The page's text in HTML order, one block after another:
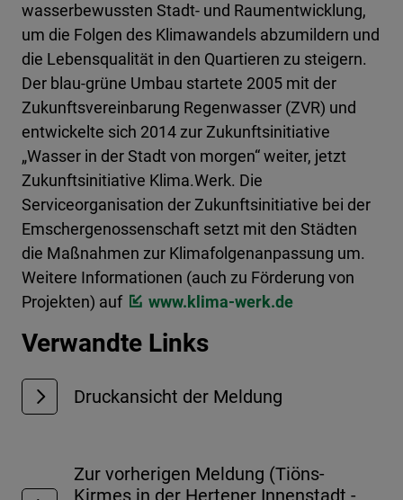
wasserbewussten Stadt- und Raumentwicklung,
um die Folgen des Klimawandels abzumildern und
die Lebensqualität in den Quartieren zu steigern.
Der blau-grüne Umbau startete 2005 mit der
Zukunftsvereinbarung Regenwasser (ZVR) und
entwickelte sich 2014 zur Zukunftsinitiative
„Wasser in der Stadt von morgen“ weiter, jetzt
Zukunftsinitiative Klima.Werk. Die
Serviceorganisation der Zukunftsinitiative bei der
Emschergenossenschaft setzt mit den Städten
die Maßnahmen zur Klimafolgenanpassung um.
Weitere Informationen (auch zu Förderung von
Projekten) auf
www.klima-werk.de
Verwandte Links
Druckansicht der Meldung
Zur vorherigen Meldung (Tiöns-
Kirmes in der Hertener Innenstadt -